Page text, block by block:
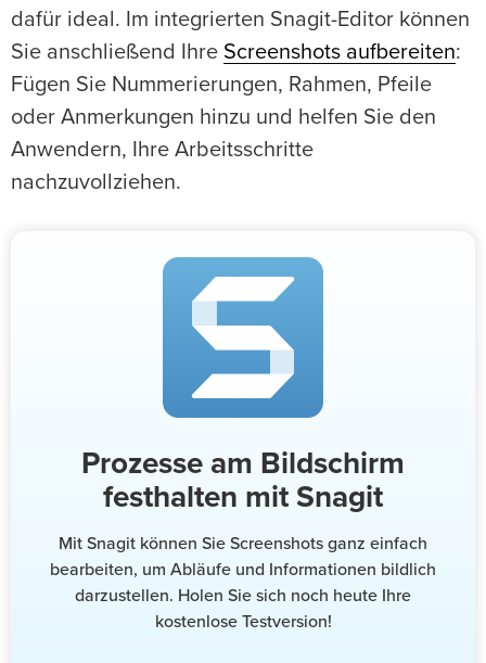
dafür ideal. Im integrierten Snagit-Editor können
Sie anschließend Ihre Screenshots aufbereiten:
Fügen Sie Nummerierungen, Rahmen, Pfeile
oder Anmerkungen hinzu und helfen Sie den
Anwendern, Ihre Arbeitsschritte
nachzuvollziehen.
Prozesse am Bildschirm
festhalten mit Snagit
Mit Snagit können Sie Screenshots ganz einfach
bearbeiten, um Abläufe und Informationen bildlich
darzustellen. Holen Sie sich noch heute Ihre
kostenlose Testversion!